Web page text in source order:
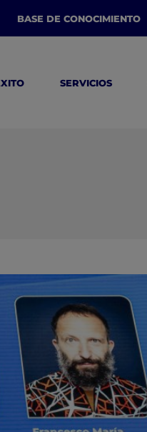
BASE DE CONOCIMIENTO
SERVICIOS